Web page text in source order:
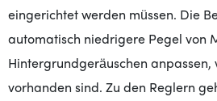
eingerichtet werden müssen. Die
automatisch niedrigere Pegel von
Hintergrundgeräuschen
vorhanden sind. Zu den Reglern